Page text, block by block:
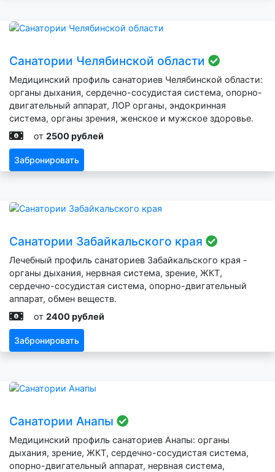
Санатории Челябинской области
Медицинский профиль санаториев Челябинской области:
органы дыхания, сердечно-сосудистая система, опорно-
двигательный аппарат, ЛОР органы, эндокринная
система, органы зрения, женское и мужское здоровье.
от 2500 рублей
Забронировать
Санатории Забайкальского края
Лечебный профиль санаториев Забайкальского края -
органы дыхания, нервная система, зрение, ЖКТ,
сердечно-сосудистая система, опорно-двигательный
аппарат, обмен веществ.
от 2400 рублей
Забронировать
Санатории Анапы
Медицинский профиль санаториев Анапы: органы
дыхания, зрение, ЖКТ, сердечно-сосудистая система,
опорно-двигательный аппарат, нервная система,